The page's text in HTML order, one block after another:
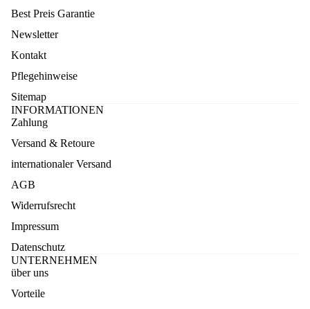
Best Preis Garantie
Newsletter
Kontakt
Pflegehinweise
Sitemap
INFORMATIONEN
Zahlung
Versand & Retoure
internationaler Versand
AGB
Widerrufsrecht
Impressum
Datenschutz
UNTERNEHMEN
über uns
Vorteile